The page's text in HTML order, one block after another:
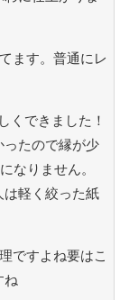
ます。普通にレ
くできました！
たので縁が少
なりません。
軽く絞った紙
ですよね要はこ
ね